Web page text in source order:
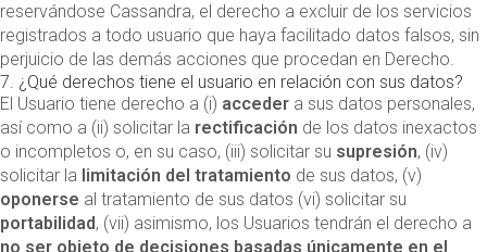
reservándose Cassandra, el derecho a excluir de los servicios
registrados a todo usuario que haya facilitado datos falsos, sin
perjuicio de las demás acciones que procedan en Derecho.
7. ¿Qué derechos tiene el usuario en relación con sus datos?
El Usuario tiene derecho a (i) acceder a sus datos personales,
así como a (ii) solicitar la rectificación de los datos inexactos
o incompletos o, en su caso, (iii) solicitar su supresión, (iv)
solicitar la limitación del tratamiento de sus datos, (v)
oponerse al tratamiento de sus datos (vi) solicitar su
portabilidad, (vii) asimismo, los Usuarios tendrán el derecho a
no ser objeto de decisiones basadas únicamente en el